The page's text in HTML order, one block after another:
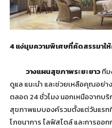
4แง่มุมความพิเศษที่คัดสรรมาใ
วางแผนสุขภาพระยะยาวที
ดูแล แนะนำ และช่วยเหลือคุณอย่า
ตลอด 24 ชั่วโมง นอกเหนือจากบ
สุขภาพแบบองค์รวมตั้งแต่วันแรก
โภชนาการ ไลฟ์สไตล์ และการออ